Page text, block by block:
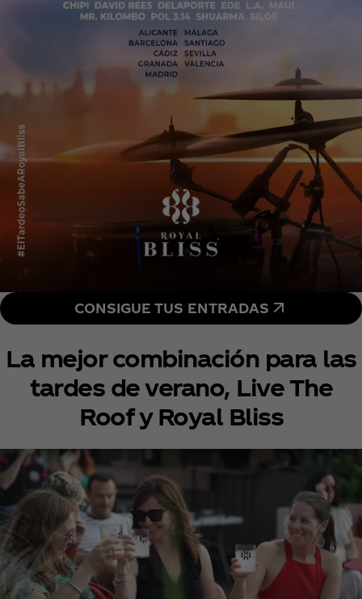
CONSIGUE TUS ENTRADAS
La mejor combinación para las
tardes de verano, Live The
Roof y Royal Bliss